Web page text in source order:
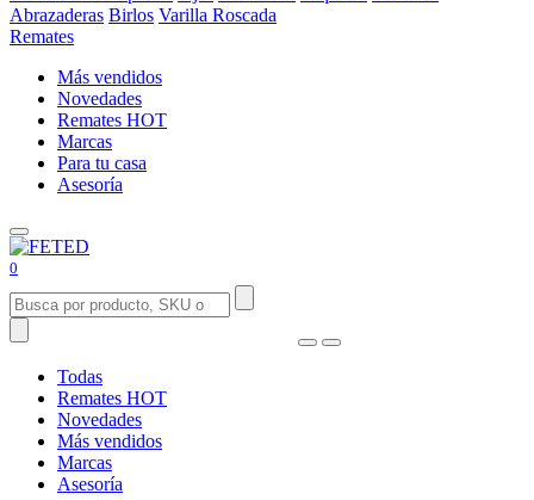
Abrazaderas Birlos Varilla Roscada
Remates
Más vendidos
Novedades
Remates HOT
Marcas
Para tu casa
Asesoría
0
Todas
Remates HOT
Novedades
Más vendidos
Marcas
Asesoría